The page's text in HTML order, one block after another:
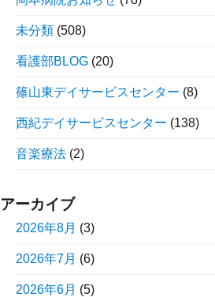
未分類 (508)
看護部BLOG (20)
篠山東デイサービスセンター (8)
西紀デイサービスセンター (138)
音楽療法 (2)
アーカイブ
2026年8月 (3)
2026年7月 (6)
2026年6月 (5)